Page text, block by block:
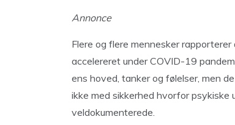
Annonce
Flere og flere mennesker
accelereret under COVID-19
ens hoved, tanker og følelser, men
ikke med sikkerhed hvorfor psykiske
veldokumenterede.